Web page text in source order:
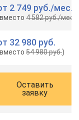
2 749 руб./мес.
4 582 руб./мес.
32 980 руб.
54 980 руб.)
Оставить
заявку